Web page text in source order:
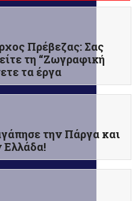
Πρέβεζας: Σας
τη “Ζωγραφική
τα έργα
την Πάργα και
Ελλάδα!